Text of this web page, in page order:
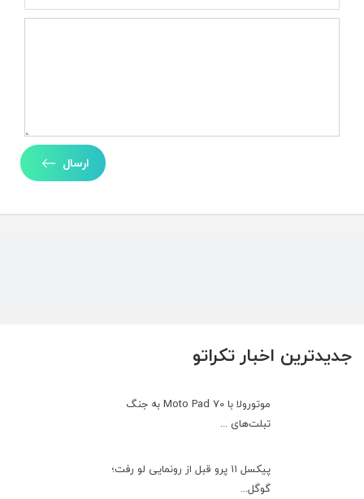
جدیدترین اخبار تکراتو
موتورولا با Moto Pad 70 به جنگ
تبلت‌های ...
پیکسل ۱۱ پرو قبل از رونمایی لو رفت؛
گوگل...
ارسال